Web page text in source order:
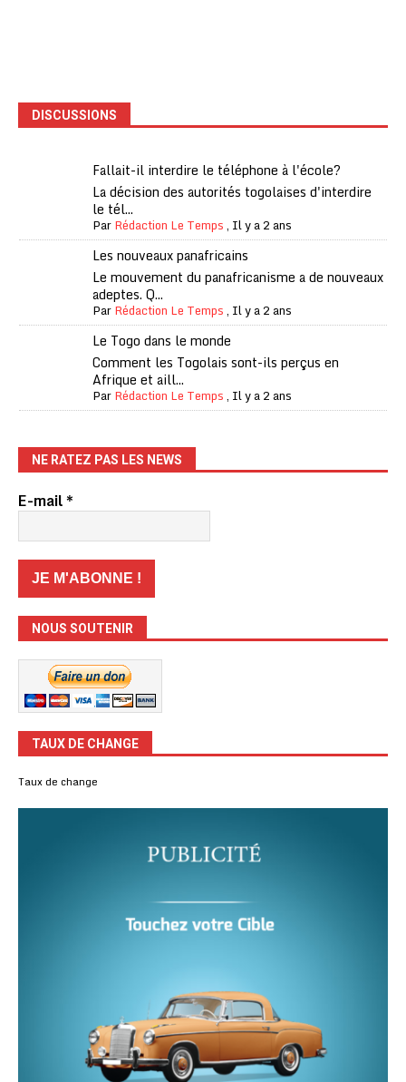
DISCUSSIONS
Fallait-il interdire le téléphone à l'école?
La décision des autorités togolaises d'interdire
le tél...
ParRédaction Le Temps, Il y a 2 ans
Les nouveaux panafricains
Le mouvement du panafricanisme a de nouveaux
adeptes. Q...
ParRédaction Le Temps, Il y a 2 ans
Le Togo dans le monde
Comment les Togolais sont-ils perçus en
Afrique et aill...
ParRédaction Le Temps, Il y a 2 ans
NE RATEZ PAS LES NEWS
E-mail*
NOUS SOUTENIR
TAUX DE CHANGE
Taux de change